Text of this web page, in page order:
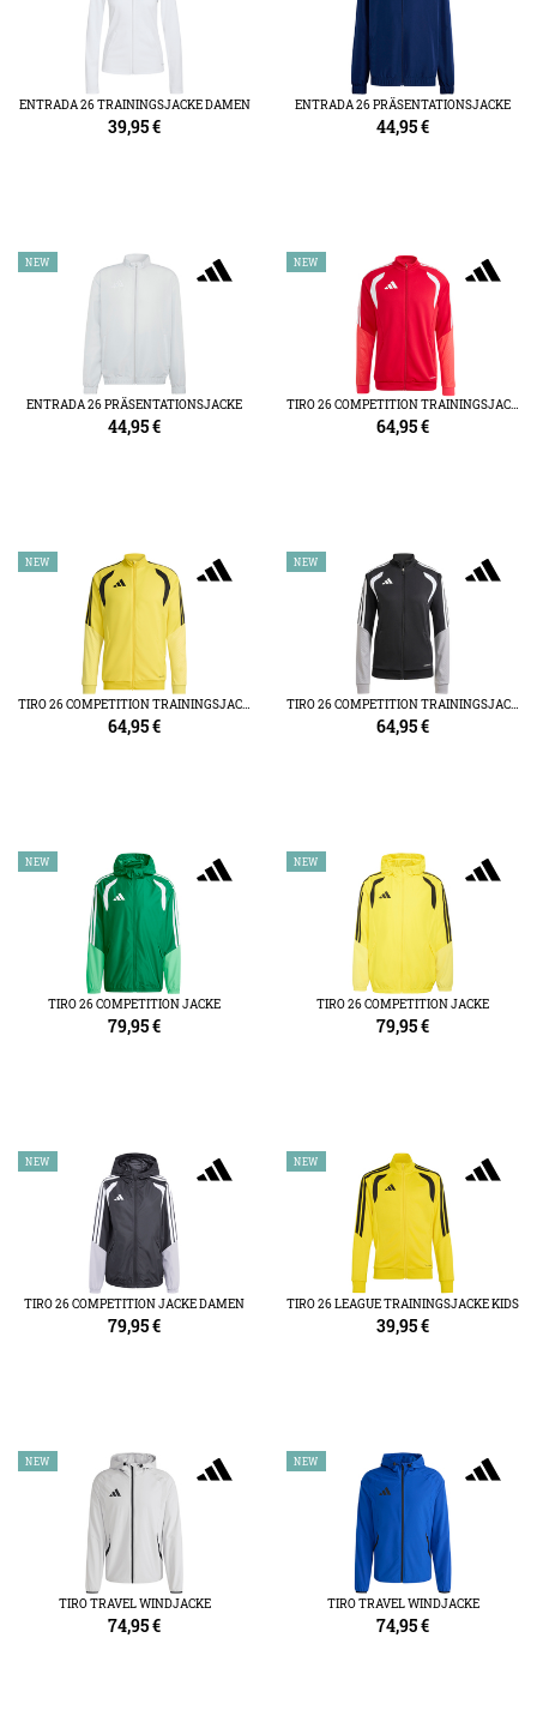
ENTRADA 26 TRAININGSJACKE DAMEN
39,95€
ENTRADA 26 PRÄSENTATIONSJACKE
44,95€
NEW
ENTRADA 26 PRÄSENTATIONSJACKE
44,95€
NEW
TIRO 26 COMPETITION TRAININGSJACKE
64,95€
NEW
TIRO 26 COMPETITION TRAININGSJACKE
64,95€
NEW
TIRO 26 COMPETITION TRAININGSJACKE DAMEN
64,95€
NEW
TIRO 26 COMPETITION JACKE
79,95€
NEW
TIRO 26 COMPETITION JACKE
79,95€
NEW
TIRO 26 COMPETITION JACKE DAMEN
79,95€
NEW
TIRO 26 LEAGUE TRAININGSJACKE KIDS
39,95€
NEW
TIRO TRAVEL WINDJACKE
74,95€
NEW
TIRO TRAVEL WINDJACKE
74,95€